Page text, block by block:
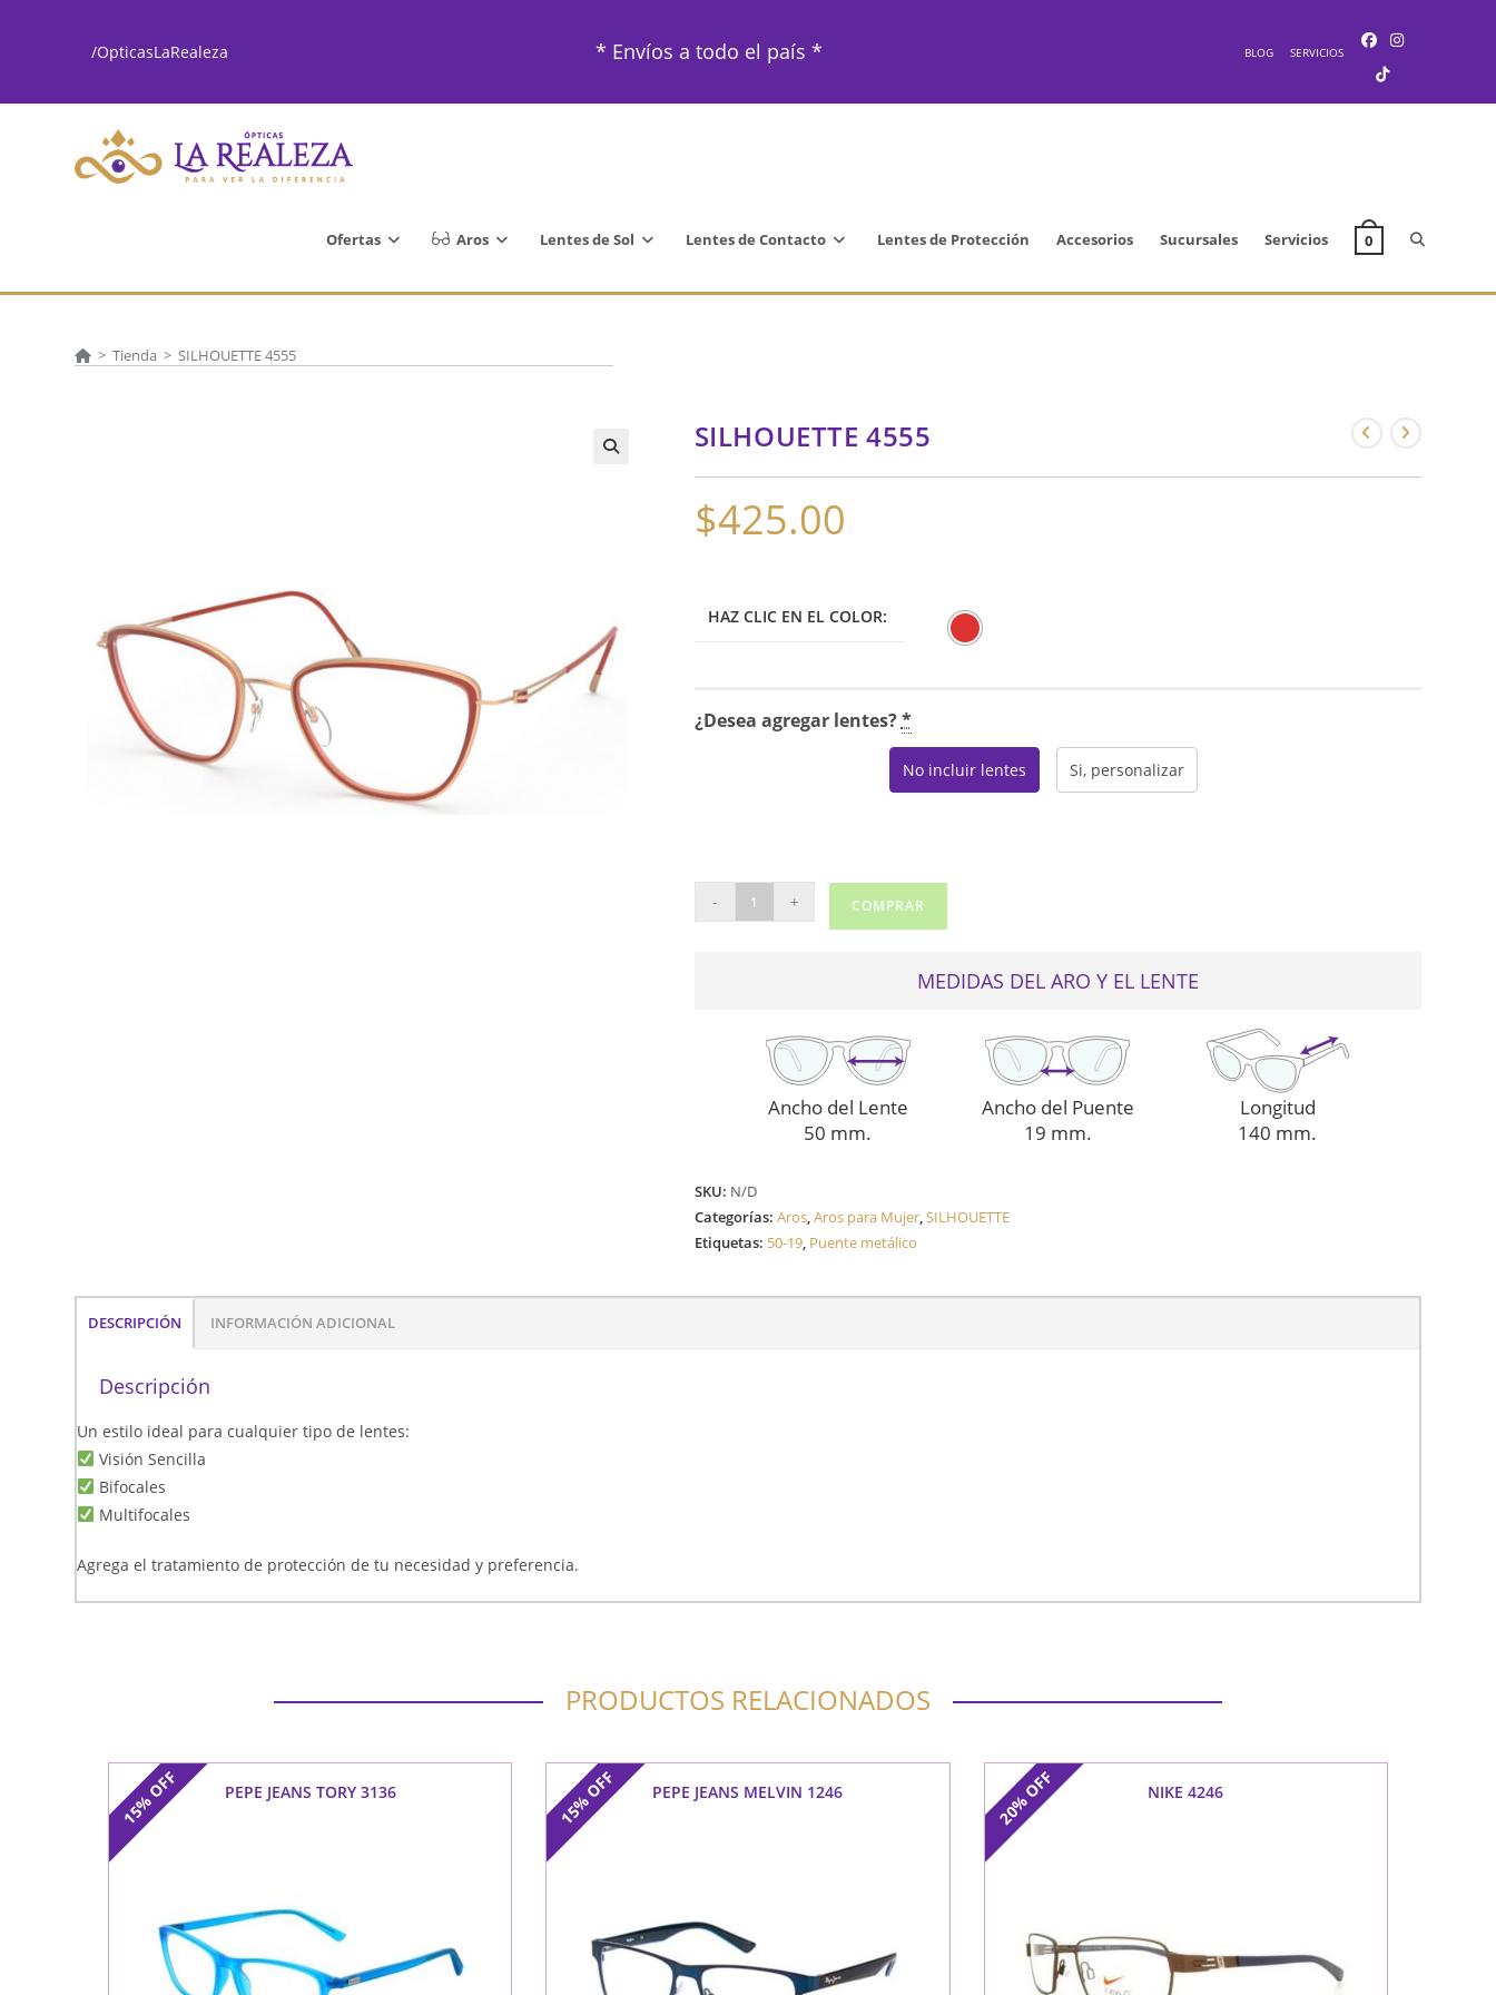
/OpticasLaRealeza * Envíos a todo el país * BLOG SERVICIOS
Ofertas Aros Lentes de Sol Lentes de Contacto Lentes de Protección Accesorios Sucursales Servicios 0 Alternar
la
> Tienda > SILHOUETTE 4555
SILHOUETTE 4555
$425.00
HAZ CLIC EN EL COLOR:
¿Desea agregar lentes?*
No incluir lentes Si, personalizar
SILHOUETTE
4555
- + COMPRAR
MEDIDAS DEL ARO Y EL LENTE
Ancho del Lente
50 mm.
Ancho del Puente
19 mm.
Longitud
140 mm.
SKU: N/D
Categorías: Aros,Aros para Mujer,SILHOUETTE
Etiquetas: 50-19, Puente metálico
DESCRIPCIÓN INFORMACIÓN ADICIONAL
Descripción
Un estilo ideal para cualquier tipo de lentes:
Visión Sencilla
Bifocales
Multifocales
Agrega el tratamiento de protección de tu necesidad y preferencia.
PRODUCTOS RELACIONADOS
15%
OFF PEPE JEANS TORY 3136 15%
OFF PEPE JEANS MELVIN 1246 20%
OFF NIKE 4246